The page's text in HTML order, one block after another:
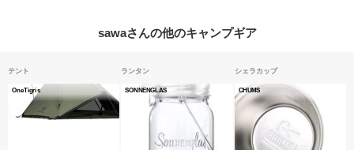
sawaさんの他のキャンプギア
テント
OneTigris
ランタン
SONNENGLAS
シェラカップ
CHUMS